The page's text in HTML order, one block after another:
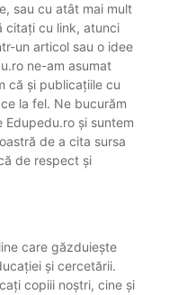
sau cu atât mai mult
citați cu link, atunci
un articol sau o idee
ne-am asumat
că și publicațiile cu
la fel. Ne bucurăm
și suntem
de a cita sursa
de respect și
care găzduiește
și cercetării.
copiii noștri, cine și